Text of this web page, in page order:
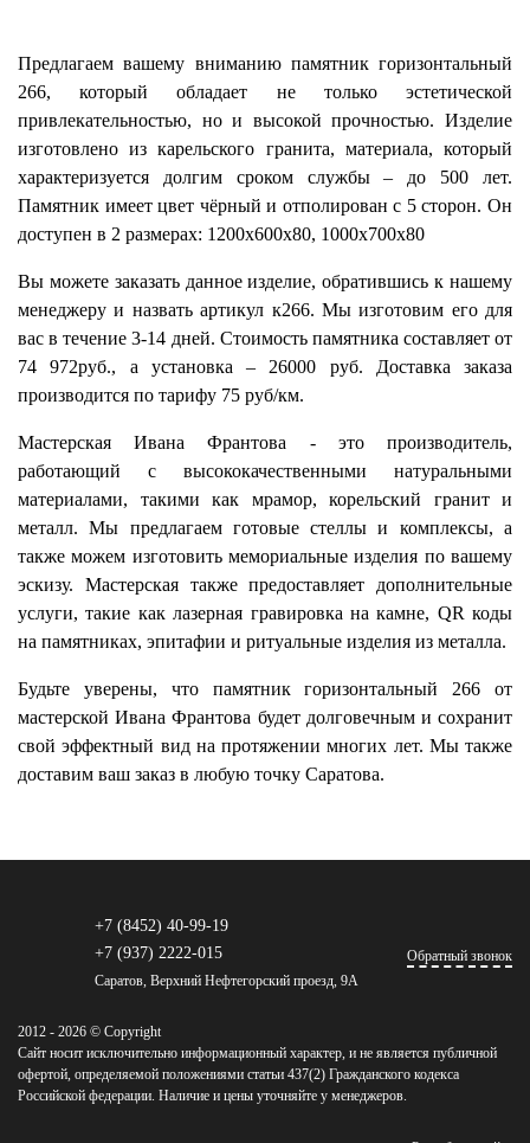
Предлагаем вашему вниманию памятник горизонтальный
266, который обладает не только эстетической
привлекательностью, но и высокой прочностью. Изделие
изготовлено из карельского гранита, материала, который
характеризуется долгим сроком службы – до 500 лет.
Памятник имеет цвет чёрный и отполирован с 5 сторон. Он
доступен в 2 размерах: 1200х600х80, 1000х700х80
Вы можете заказать данное изделие, обратившись к нашему
менеджеру и назвать артикул к266. Мы изготовим его для
вас в течение 3-14 дней. Стоимость памятника составляет от
74 972руб., а установка – 26000 руб. Доставка заказа
производится по тарифу 75 руб/км.
Мастерская Ивана Франтова - это производитель,
работающий с высококачественными натуральными
материалами, такими как мрамор, корельский гранит и
металл. Мы предлагаем готовые стеллы и комплексы, а
также можем изготовить мемориальные изделия по вашему
эскизу. Мастерская также предоставляет дополнительные
услуги, такие как лазерная гравировка на камне, QR коды
на памятниках, эпитафии и ритуальные изделия из металла.
Будьте уверены, что памятник горизонтальный 266 от
мастерской Ивана Франтова будет долговечным и сохранит
свой эффектный вид на протяжении многих лет. Мы также
доставим ваш заказ в любую точку Саратова.
+7 (8452) 40-99-19
+7 (937) 2222-015
Саратов, Верхний Нефтегорский проезд, 9А
Обратный звонок
2012 - 2026 © Copyright
Сайт носит исключительно информационный характер, и не является публичной
офертой, определяемой положениями статьи 437(2) Гражданского кодекса
Российской федерации. Наличие и цены уточняйте у менеджеров.